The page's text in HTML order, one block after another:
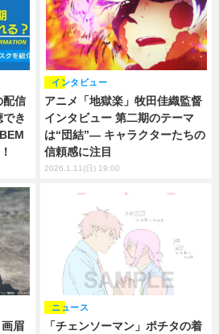
配信
き
アニメ「地獄楽」牧田佳織監督
インタビュー 第二期のテーマ
は“団結”― キャラクターたちの
信頼感に注目
インタビュー
2026.1.11(日) 19:00
眉
「チェンソーマン」ポチタの着
ニュース